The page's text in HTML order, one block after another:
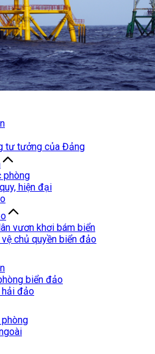
tư tưởng của Đảng
phòng
hiện đại
vươn khơi bám biển
chủ quyền biển đảo
biển đảo
đảo